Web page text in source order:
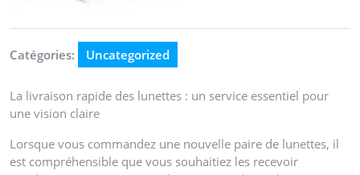
Catégories: Uncategorized
La livraison rapide des lunettes : un service essentiel pour
une vision claire
Lorsque vous commandez une nouvelle paire de lunettes, il
est compréhensible que vous souhaitiez les recevoir